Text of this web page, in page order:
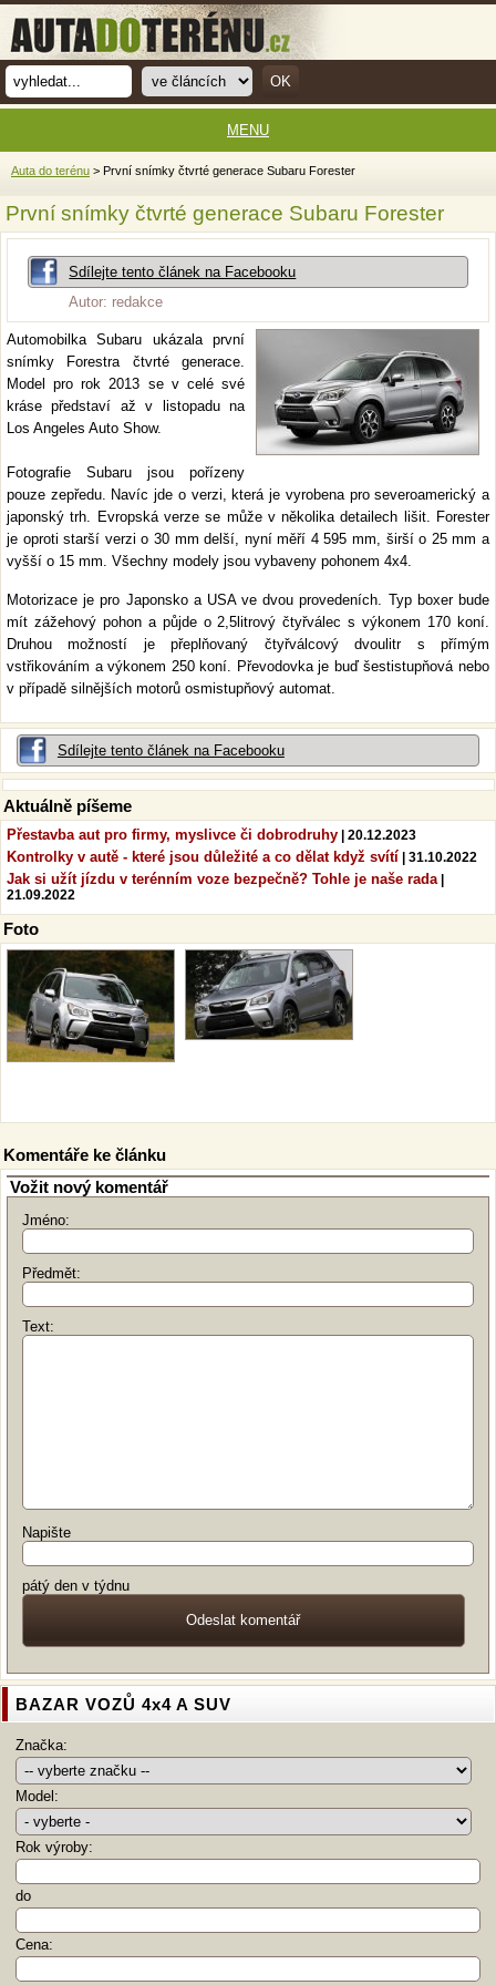
Auta do terénu > První snímky čtvrté generace Subaru Forester
První snímky čtvrté generace Subaru Forester
Sdílejte tento článek na Facebooku
Autor: redakce
Automobilka Subaru ukázala první
snímky Forestra čtvrté generace.
Model pro rok 2013 se v celé své
kráse představí až v listopadu na
Los Angeles Auto Show.
Fotografie Subaru jsou pořízeny
pouze zepředu. Navíc jde o verzi, která je vyrobena pro severoamerický a
japonský trh. Evropská verze se může v několika detailech lišit. Forester
je oproti starší verzi o 30 mm delší, nyní měří 4 595 mm, širší o 25 mm a
vyšší o 15 mm. Všechny modely jsou vybaveny pohonem 4x4.
Motorizace je pro Japonsko a USA ve dvou provedeních. Typ boxer bude
mít zážehový pohon a půjde o 2,5litrový čtyřválec s výkonem 170 koní.
Druhou možností je přeplňovaný čtyřválcový dvoulitr s přímým
vstřikováním a výkonem 250 koní. Převodovka je buď šestistupňová nebo
v případě silnějších motorů osmistupňový automat.
Sdílejte tento článek na Facebooku
Aktuálně píšeme
Přestavba aut pro firmy, myslivce či dobrodruhy | 20.12.2023
Kontrolky v autě - které jsou důležité a co dělat když svítí | 31.10.2022
Jak si užít jízdu v terénním voze bezpečně? Tohle je naše rada|
21.09.2022
Foto
Komentáře ke článku
Vožit nový komentář
Jméno:
Předmět:
Text:
Napište
pátý den v týdnu
BAZAR VOZŮ 4x4 A SUV
Značka:
Model:
Rok výroby:
do
Cena:
MENU